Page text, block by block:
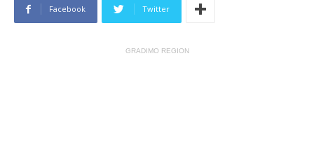
Facebook Twitter
GRADIMO REGION